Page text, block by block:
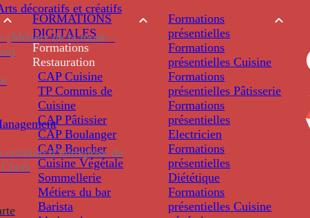
décoratifs et créatifs
(Métiers de la mode -
d’entreprise de
FORMATIONS
DIGITALES
Formations
Restauration
CAP Cuisine
TP Commis de
Cuisine
CAP Pâtissier
CAP Boulanger
CAP Boucher
Cuisine Végétale
Sommellerie
Métiers du bar
Barista
Formations
présentielles
Formations
présentielles Cuisine
Formations
présentielles Pâtisserie
Formations
présentielles
Electricien
Formations
présentielles
Diététique
Formations
présentielles Cuisine